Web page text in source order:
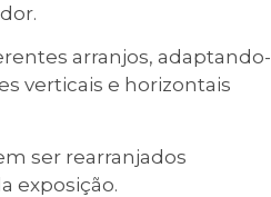
arranjos, adaptando-
verticais e horizontais
ser rearranjados
exposição.